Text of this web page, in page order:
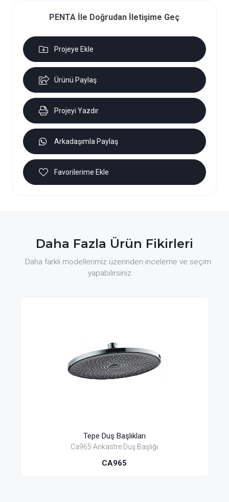
PENTA İle Doğrudan İletişime Geç
Projeye Ekle
Ürünü Paylaş
Projeyi Yazdır
Arkadaşımla Paylaş
Favorilerime Ekle
Daha Fazla Ürün Fikirleri
Daha farklı modellerimiz üzerinden inceleme ve seçim
yapabilirsiniz.
Tepe Duş Başlıkları
Ca965 Ankastre Duş Başlığı
CA965